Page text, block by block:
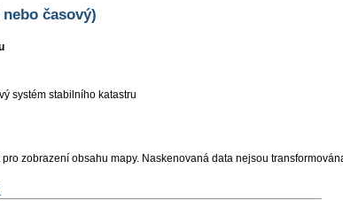
časový)
systém stabilního katastru
zobrazení obsahu mapy. Naskenovaná data nejsou